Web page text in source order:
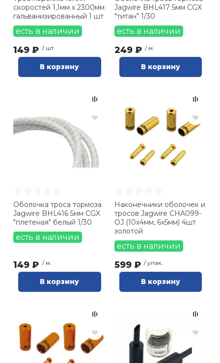
скоростей 1,1мм х 2300мм
гальванизированный 1 шт
есть в наличии
149 ₽ / шт.
В корзину
Jagwire BHL417 5мм CGX
"титан" 1/30
есть в наличии
249 ₽ / м.
В корзину
Оболочка троса тормоза
Jagwire BHL416 5мм CGX
"плетеная" белый 1/30
есть в наличии
149 ₽ / м.
В корзину
Наконечники оболочек и
тросов Jagwire CHA099-
OJ (10х4мм, 6х5мм) 4шт
золотой
есть в наличии
599 ₽ / упак.
В корзину